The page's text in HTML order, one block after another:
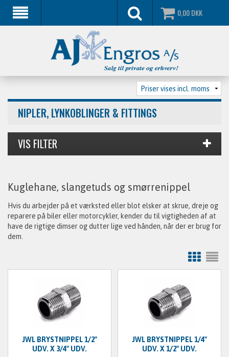
0,00DKK
NIPLER, LYNKOBLINGER & FITTINGS
Kuglehane, slangetuds og smørrenippel
Hvis du arbejder på et værksted eller blot elsker at skrue, dreje og
reparere på biler eller motorcykler, kender du til vigtigheden af at
have de rigtige dimser og dutter lige ved hånden, når der er brug for
dem.
JWL BRYSTNIPPEL 1/2"
UDV. X 3/4" UDV.
JWL BRYSTNIPPEL 1/4"
UDV. X 1/2" UDV.